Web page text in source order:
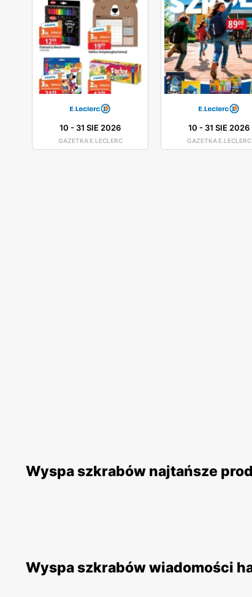
10 - 31 SIE 2026
GAZETKA E.LECLERC
10 - 31 SIE 2026
GAZETKA E.LECLERC
Wyspa szkrabów najtańsze
Wyspa szkrabów wiadomości